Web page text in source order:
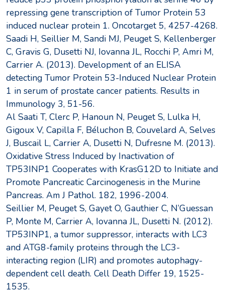
repressing gene transcription of Tumor Protein 53
induced nuclear protein 1. Oncotarget 5, 4257-4268.
Saadi H, Seillier M, Sandi MJ, Peuget S, Kellenberger
C, Gravis G, Dusetti NJ, Iovanna JL, Rocchi P, Amri M,
Carrier A. (2013). Development of an ELISA
detecting Tumor Protein 53-Induced Nuclear Protein
1 in serum of prostate cancer patients. Results in
Immunology 3, 51-56.
Al Saati T, Clerc P, Hanoun N, Peuget S, Lulka H,
Gigoux V, Capilla F, Béluchon B, Couvelard A, Selves
J, Buscail L, Carrier A, Dusetti N, Dufresne M. (2013).
Oxidative Stress Induced by Inactivation of
TP53INP1 Cooperates with KrasG12D to Initiate and
Promote Pancreatic Carcinogenesis in the Murine
Pancreas. Am J Pathol. 182, 1996-2004.
Seillier M, Peuget S, Gayet O, Gauthier C, N’Guessan
P, Monte M, Carrier A, Iovanna JL, Dusetti N. (2012).
TP53INP1, a tumor suppressor, interacts with LC3
and ATG8-family proteins through the LC3-
interacting region (LIR) and promotes autophagy-
dependent cell death. Cell Death Differ 19, 1525-
1535.